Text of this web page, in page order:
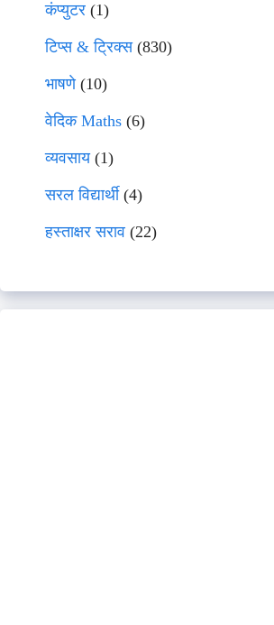
कंप्युटर (1)
टिप्स & ट्रिक्स(830)
भाषणे(10)
वेदिक Maths (6)
व्यवसाय(1)
सरल विद्यार्थी(4)
हस्ताक्षर सराव (22)